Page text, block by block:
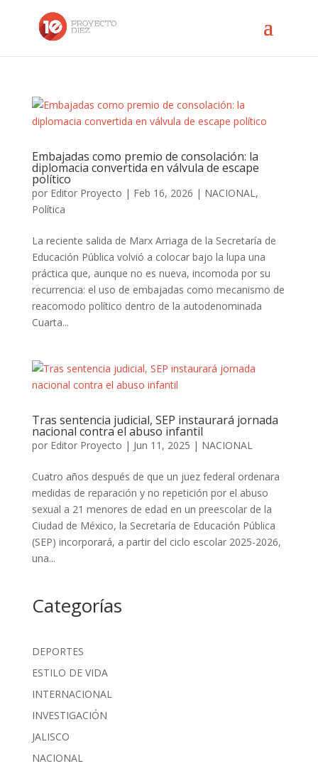
Embajadas como premio de consolación: la
diplomacia convertida en válvula de escape
político
por Editor Proyecto | Feb 16, 2026 | NACIONAL,
Política
La reciente salida de Marx Arriaga de la Secretaría de
Educación Pública volvió a colocar bajo la lupa una
práctica que, aunque no es nueva, incomoda por su
recurrencia: el uso de embajadas como mecanismo de
reacomodo político dentro de la autodenominada
Cuarta...
Tras sentencia judicial, SEP instaurará jornada
nacional contra el abuso infantil
por Editor Proyecto | Jun 11, 2025 | NACIONAL
Cuatro años después de que un juez federal ordenara
medidas de reparación y no repetición por el abuso
sexual a 21 menores de edad en un preescolar de la
Ciudad de México, la Secretaría de Educación Pública
(SEP) incorporará, a partir del ciclo escolar 2025-2026,
una...
Categorías
DEPORTES
ESTILO DE VIDA
INTERNACIONAL
INVESTIGACIÓN
JALISCO
NACIONAL